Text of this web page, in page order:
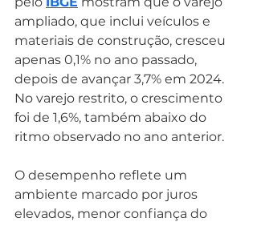
ampliado, que inclui veículos e
materiais de construção, cresceu
apenas 0,1% no ano passado,
depois de avançar 3,7% em 2024.
No varejo restrito, o crescimento
foi de 1,6%, também abaixo do
ritmo observado no ano anterior.
O desempenho reflete um
ambiente marcado por juros
elevados, menor confiança do